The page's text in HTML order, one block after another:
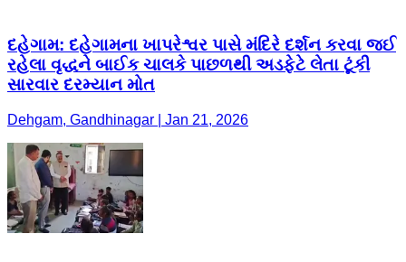
દહેગામ: દહેગામના ખાપરેશ્વર પાસે મંદિરે દર્શન કરવા જઈ
રહેલા વૃદ્ધને બાઈક ચાલકે પાછળથી અડફેટે લેતા ટૂંકી
સારવાર દરમ્યાન મોત
Dehgam, Gandhinagar | Jan 21, 2026